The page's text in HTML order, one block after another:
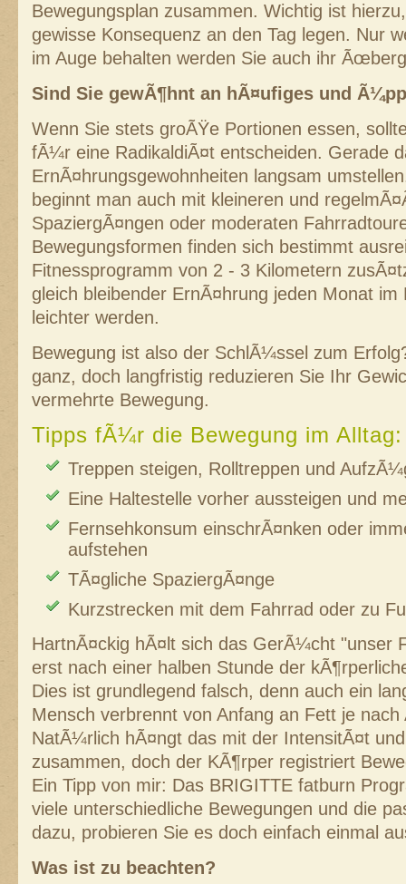
Bewegungsplan zusammen. Wichtig ist
gewisse Konsequenz an den Tag legen. Nur
im Auge behalten werden Sie auch ihr
Sind Sie gewÃ¶hnt an hÃ¤ufiges und
Wenn Sie stets groÃŸe Portionen essen,
fÃ¼r eine RadikaldiÃ¤t entscheiden. Gerade
ErnÃ¤hrungsgewohnheiten langsam
beginnt man auch mit kleineren und
SpaziergÃ¤ngen oder moderaten
Bewegungsformen finden sich bestimmt
Fitnessprogramm von 2 - 3 Kilometern
gleich bleibender ErnÃ¤hrung jeden Monat im
leichter werden.
Bewegung ist also der SchlÃ¼ssel zum
ganz, doch langfristig reduzieren Sie Ihr
vermehrte Bewegung.
Tipps fÃ¼r die Bewegung im Alltag:
Treppen steigen, Rolltreppen und
Eine Haltestelle vorher aussteigen und
Fernsehkonsum einschrÃ¤nken oder
aufstehen
TÃ¤gliche SpaziergÃ¤nge
Kurzstrecken mit dem Fahrrad oder zu
HartnÃ¤ckig hÃ¤lt sich das GerÃ¼cht "unser
erst nach einer halben Stunde der
Dies ist grundlegend falsch, denn auch ein
Mensch verbrennt von Anfang an Fett je nach
NatÃ¼rlich hÃ¤ngt das mit der IntensitÃ¤t
zusammen, doch der KÃ¶rper registriert
Ein Tipp von mir: Das BRIGITTE fatburn
viele unterschiedliche Bewegungen und die
dazu, probieren Sie es doch einfach einmal
Was ist zu beachten?